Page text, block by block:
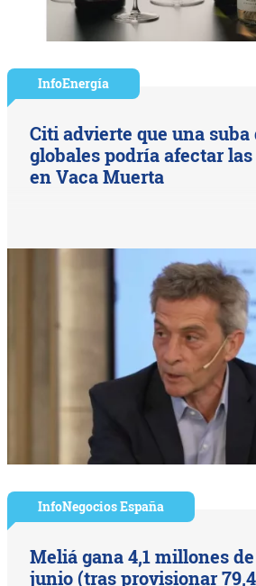
InfoEnergía
Citi advierte que una suba
globales podría afectar
en Vaca Muerta
InfoNegocios España
Meliá gana 4,1 millones
junio (tras provisionar